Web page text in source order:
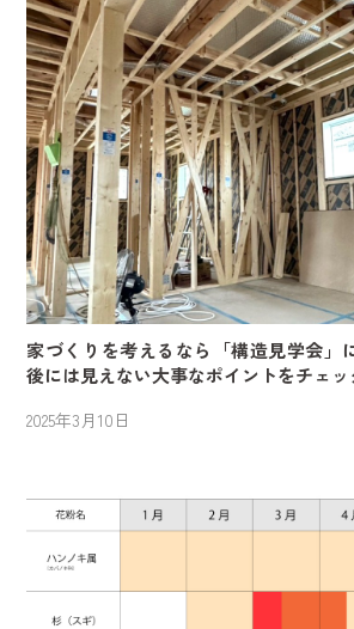
家づくりを考えるなら「構造見学会」
後には見えない大事なポイントをチェッ
2025年3月10日